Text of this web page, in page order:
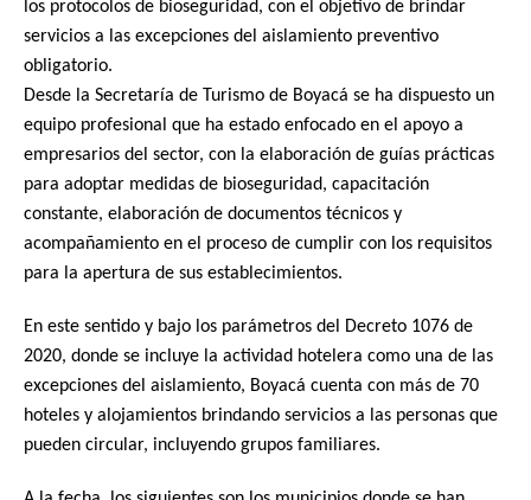
los protocolos de bioseguridad, con el objetivo de brindar
servicios a las excepciones del aislamiento preventivo
obligatorio.
Desde la Secretaría de Turismo de Boyacá se ha dispuesto un
equipo profesional que ha estado enfocado en el apoyo a
empresarios del sector, con la elaboración de guías prácticas
para adoptar medidas de bioseguridad, capacitación
constante, elaboración de documentos técnicos y
acompañamiento en el proceso de cumplir con los requisitos
para la apertura de sus establecimientos.
En este sentido y bajo los parámetros del Decreto 1076 de
2020, donde se incluye la actividad hotelera como una de las
excepciones del aislamiento, Boyacá cuenta con más de 70
hoteles y alojamientos brindando servicios a las personas que
pueden circular, incluyendo grupos familiares.